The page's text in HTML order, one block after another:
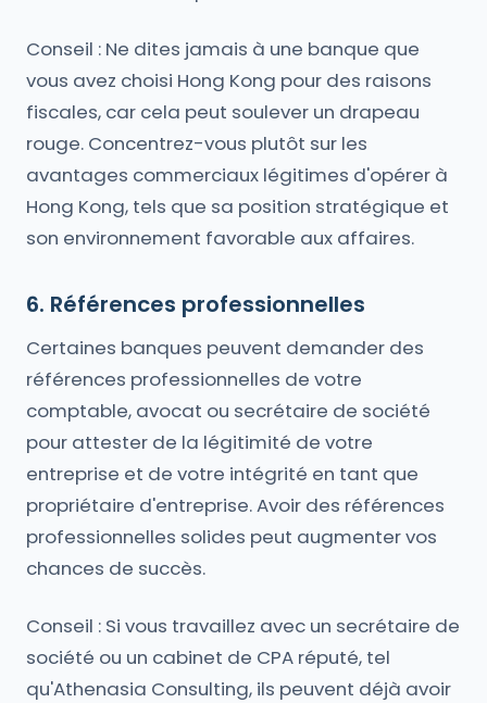
Conseil : Ne dites jamais à une banque que
vous avez choisi Hong Kong pour des raisons
fiscales, car cela peut soulever un drapeau
rouge. Concentrez-vous plutôt sur les
avantages commerciaux légitimes d'opérer à
Hong Kong, tels que sa position stratégique et
son environnement favorable aux affaires.
6. Références professionnelles
Certaines banques peuvent demander des
références professionnelles de votre
comptable, avocat ou secrétaire de société
pour attester de la légitimité de votre
entreprise et de votre intégrité en tant que
propriétaire d'entreprise. Avoir des références
professionnelles solides peut augmenter vos
chances de succès.
Conseil : Si vous travaillez avec un secrétaire de
société ou un cabinet de CPA réputé, tel
qu'Athenasia Consulting, ils peuvent déjà avoir